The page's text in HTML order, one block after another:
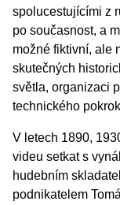
spolucestujícími z
po současnost, a
možné fiktivní, ale
skutečných
světla, organizaci
technického
V letech 1890,
videu setkat s
hudebním
podnikatelem